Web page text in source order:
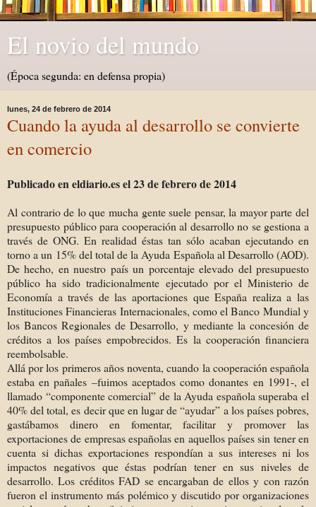
El novio del mundo
(Época segunda: en defensa propia)
lunes, 24 de febrero de 2014
Cuando la ayuda al desarrollo se convierte
en comercio
Publicado en eldiario.es el 23 de febrero de 2014
Al contrario de lo que mucha gente suele pensar, la mayor parte del
presupuesto público para cooperación al desarrollo no se gestiona a
través de ONG. En realidad éstas tan sólo acaban ejecutando en
torno a un 15% del total de la Ayuda Española al Desarrollo (AOD).
De hecho, en nuestro país un porcentaje elevado del presupuesto
público ha sido tradicionalmente ejecutado por el Ministerio de
Economía a través de las aportaciones que España realiza a las
Instituciones Financieras Internacionales, como el Banco Mundial y
los Bancos Regionales de Desarrollo, y mediante la concesión de
créditos a los países empobrecidos. Es la cooperación financiera
reembolsable.
Allá por los primeros años noventa, cuando la cooperación española
estaba en pañales –fuimos aceptados como donantes en 1991-, el
llamado “componente comercial” de la Ayuda española superaba el
40% del total, es decir que en lugar de “ayudar” a los países pobres,
gastábamos dinero en fomentar, facilitar y promover las
exportaciones de empresas españolas en aquellos países sin tener en
cuenta si dichas exportaciones respondían a sus intereses ni los
impactos negativos que éstas podrían tener en sus niveles de
desarrollo. Los créditos FAD se encargaban de ellos y con razón
fueron el instrumento más polémico y discutido por organizaciones